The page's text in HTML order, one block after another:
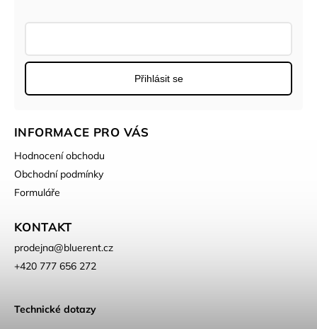
Přihlásit se
INFORMACE PRO VÁS
Hodnocení obchodu
Obchodní podmínky
Formuláře
KONTAKT
prodejna@bluerent.cz
+420 777 656 272
Technické dotazy